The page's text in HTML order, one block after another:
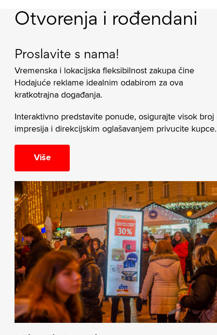
Otvorenja i rođendani
Proslavite s nama!
Vremenska i lokacijska fleksibilnost zakupa čine
Hodajuće reklame idealnim odabirom za ova
kratkotrajna događanja.
Interaktivno predstavite ponude, osigurajte visok broj
impresija i direkcijskim oglašavanjem privucite kupce.
Više